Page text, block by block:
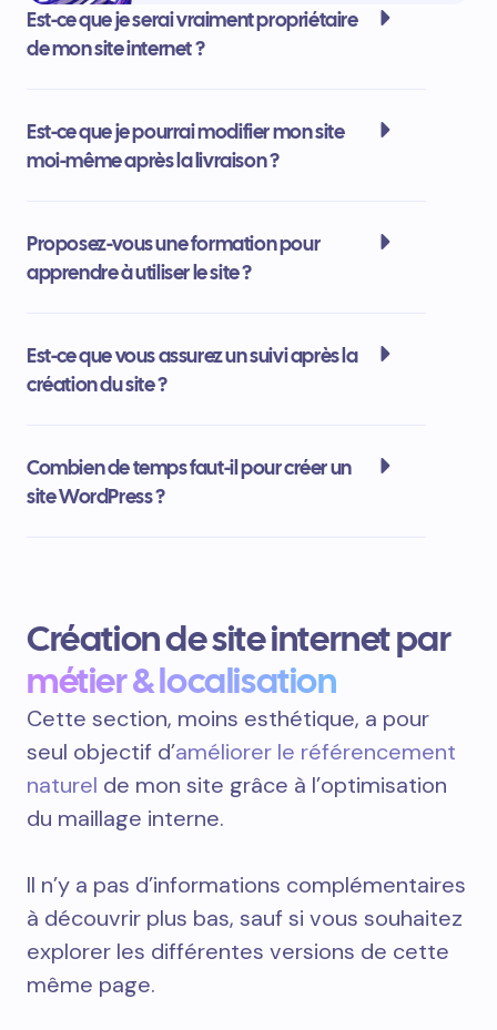
Est-ce que je serai vraiment propriétaire
de mon site internet ?
Est-ce que je pourrai modifier mon site
moi-même après la livraison ?
Proposez-vous une formation pour
apprendre à utiliser le site ?
Est-ce que vous assurez un suivi après la
création du site ?
Combien de temps faut-il pour créer un
site WordPress ?
Création de site internet par
métier & localisation
Cette section, moins esthétique, a pour
seul objectif d’améliorer le référencement
naturel de mon site grâce à l’optimisation
du maillage interne.
Il n’y a pas d’informations complémentaires
à découvrir plus bas, sauf si vous souhaitez
explorer les différentes versions de cette
même page.